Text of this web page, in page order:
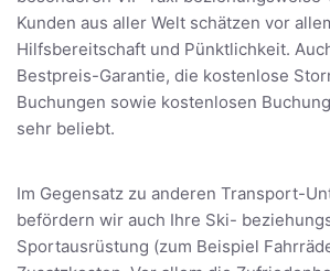
Kunden aus aller Welt schätzen vor
Hilfsbereitschaft und Pünktlichkeit.
Bestpreis-Garantie, die kostenlose
Buchungen sowie kostenlosen
sehr beliebt.
Im Gegensatz zu anderen Transport-
befördern wir auch Ihre Ski-
Sportausrüstung (zum Beispiel